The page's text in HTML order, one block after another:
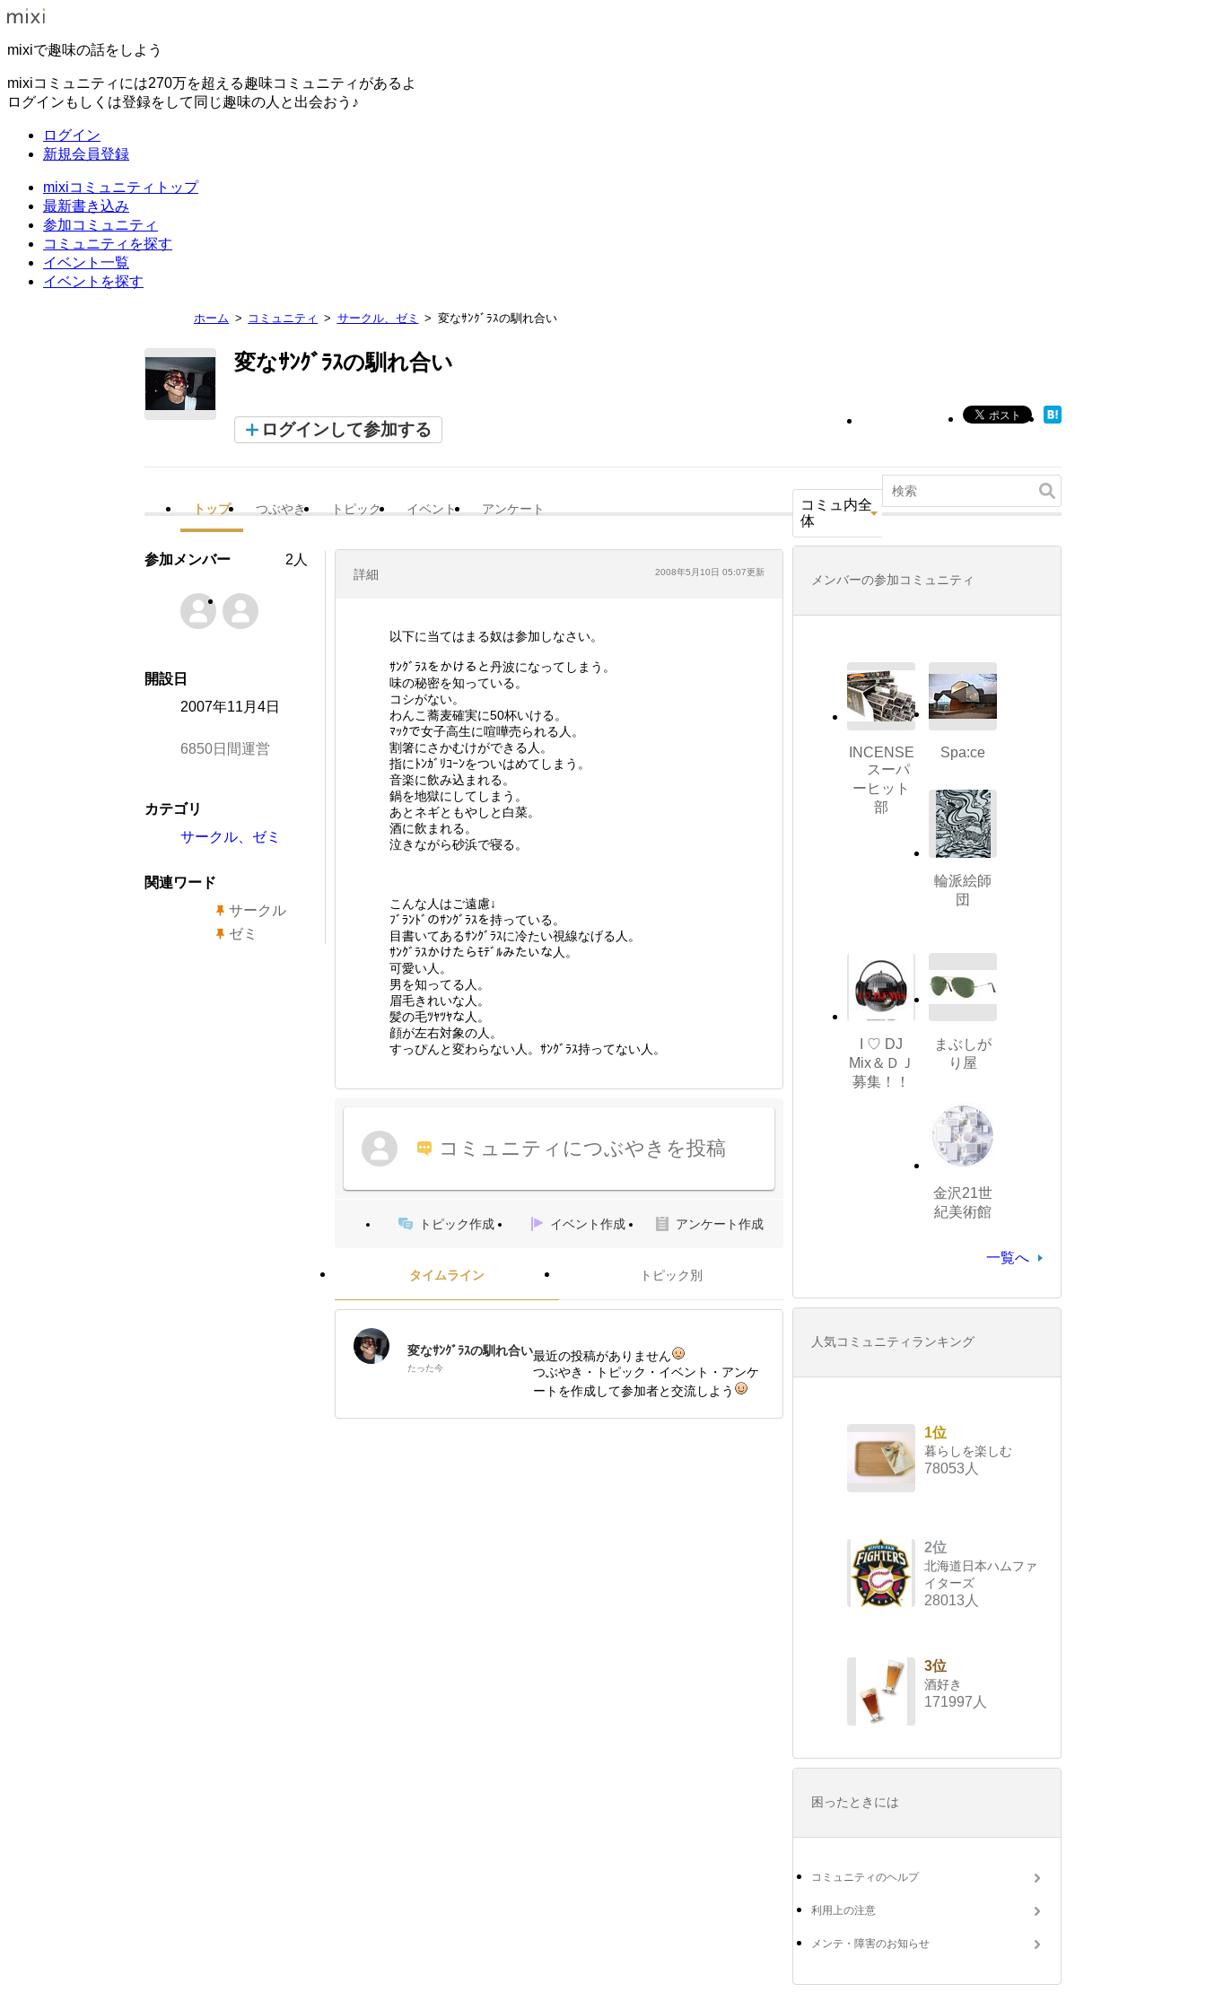
mixiで趣味の話をしよう
mixiコミュニティには270万を超える趣味コミュニティがあるよ
ログインもしくは登録をして同じ趣味の人と出会おう♪
ログイン
新規会員登録
mixiコミュニティトップ
最新書き込み
参加コミュニティ
コミュニティを探す
イベント一覧
イベントを探す
ホーム コミュニティ サークル、ゼミ 変なｻﾝｸﾞﾗｽの馴れ合い
変なｻﾝｸﾞﾗｽの馴れ合い
ログインして参加する
トップ つぶやき トピック イベント アンケート
コミュ内全
体
詳細 2008年5月10日 05:07更新
以下に当てはまる奴は参加しなさい。
ｻﾝｸﾞﾗｽをかけると丹波になってしまう。
味の秘密を知っている。
コシがない。
わんこ蕎麦確実に50杯いける。
ﾏｯｸで女子高生に喧嘩売られる人。
割箸にさかむけができる人。
指にﾄﾝｶﾞﾘｺｰﾝをついはめてしまう。
音楽に飲み込まれる。
鍋を地獄にしてしまう。
あとネギともやしと白菜。
酒に飲まれる。
泣きながら砂浜で寝る。
こんな人はご遠慮↓
ﾌﾞﾗﾝﾄﾞのｻﾝｸﾞﾗｽを持っている。
目書いてあるｻﾝｸﾞﾗｽに冷たい視線なげる人。
ｻﾝｸﾞﾗｽかけたらﾓﾃﾞﾙみたいな人。
可愛い人。
男を知ってる人。
眉毛きれいな人。
髪の毛ﾂﾔﾂﾔな人。
顔が左右対象の人。
すっぴんと変わらない人。ｻﾝｸﾞﾗｽ持ってない人。
コミュニティにつぶやきを投稿
トピック作成 イベント作成 アンケート作成
タイムライン トピック別
変なｻﾝｸﾞﾗｽの馴れ合い
たった今
最近の投稿がありません
つぶやき・トピック・イベント・アンケ
ートを作成して参加者と交流しよう
参加メンバー 2人
開設日
2007年11月4日
6850日間運営
カテゴリ
サークル、ゼミ
関連ワード
サークル
ゼミ
メンバーの参加コミュニティ
INCENSE
スーパ
ーヒット
部
Spa:ce
輪派絵師
団
I ♡ DJ
Mix＆ＤＪ
募集！！
まぶしが
り屋
金沢21世
紀美術館
一覧へ
人気コミュニティランキング
1位
暮らしを楽しむ
78053人
2位
北海道日本ハムファ
イターズ
28013人
3位
酒好き
171997人
困ったときには
コミュニティのヘルプ
利用上の注意
メンテ・障害のお知らせ